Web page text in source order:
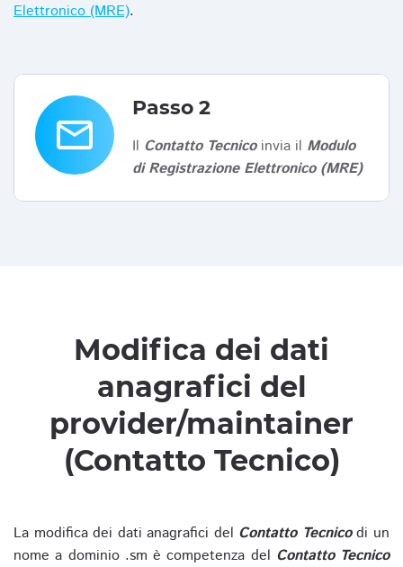
Elettronico (MRE).
email
Passo 2
Il Contatto Tecnicoinvia il Modulo
di Registrazione Elettronico (MRE)
Modifica dei dati
anagrafici del
provider/maintainer
(Contatto Tecnico)
La modifica dei dati anagrafici del Contatto Tecnicodi un
nome a dominio .sm è competenza del Contatto Tecnico